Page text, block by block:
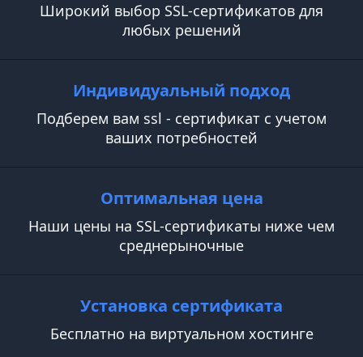
Широкий выбор SSL-сертификатов для
любых решений
Подберем вам ssl - сертификат с учетом
ваших потребностей
Индивидуальный подход
Наши цены на SSL-сертификаты ниже чем
среднерыночные
Оптимальная цена
Бесплатно на виртуальном хостинге
Установка сертификата